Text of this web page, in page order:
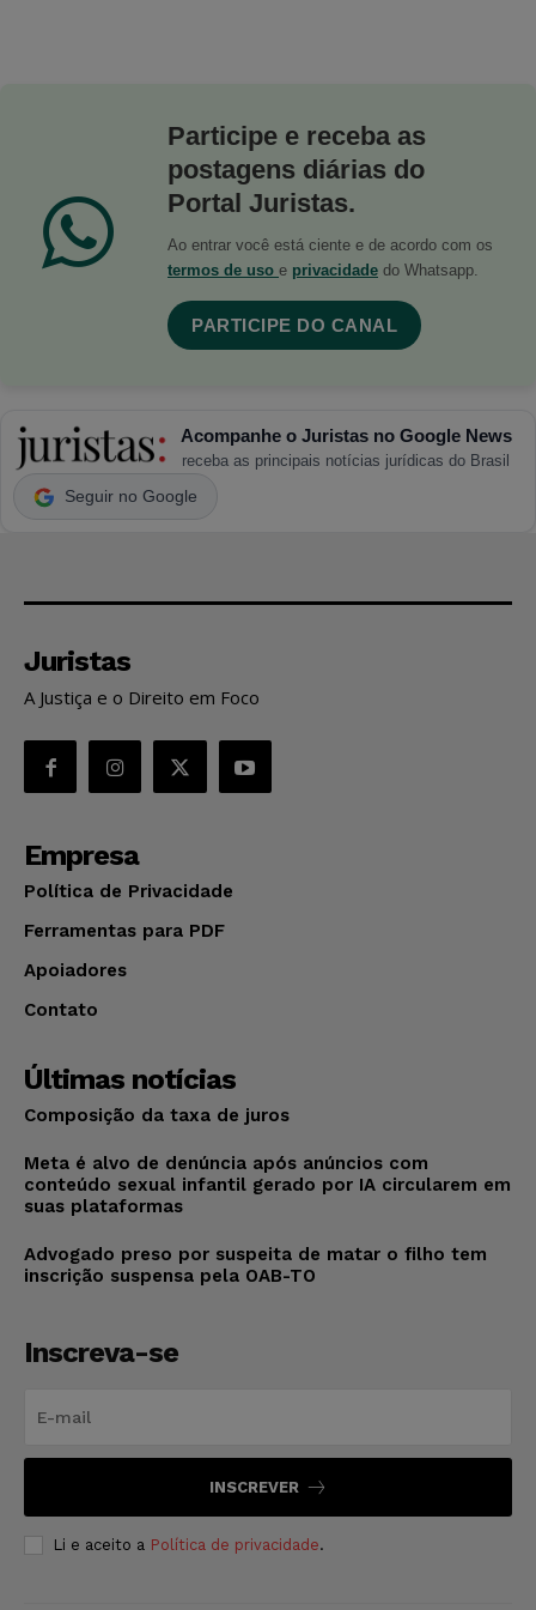
Participe e receba as
postagens diárias do
Portal Juristas.
Ao entrar você está ciente e de acordo com os
termos de uso e privacidade do Whatsapp.
PARTICIPE DO CANAL
Acompanhe o Juristas no Google News
receba as principais notícias jurídicas do Brasil
Seguir no Google
Juristas
A Justiça e o Direito em Foco
Empresa
Política de Privacidade
Ferramentas para PDF
Apoiadores
Contato
Últimas notícias
Composição da taxa de juros
Meta é alvo de denúncia após anúncios com
conteúdo sexual infantil gerado por IA circularem em
suas plataformas
Advogado preso por suspeita de matar o filho tem
inscrição suspensa pela OAB-TO
Inscreva-se
INSCREVER
Li e aceito a Política de privacidade.